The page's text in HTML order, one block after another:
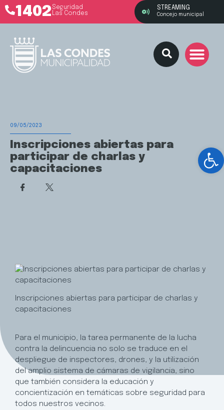
1402 Seguridad
Las Condes
STREAMING
Concejo municipal
09/05/2023
Inscripciones abiertas para
participar de charlas y
capacitaciones
Inscripciones abiertas para participar de charlas y
capacitaciones
Para el municipio, la tarea permanente de la lucha
contra la delincuencia no solo se traduce en el
despliegue de inspectores, drones, y la utilización
del amplio sistema de cámaras de vigilancia, sino
que también considera la educación y
concientización en temáticas sobre seguridad para
todos nuestros vecinos.